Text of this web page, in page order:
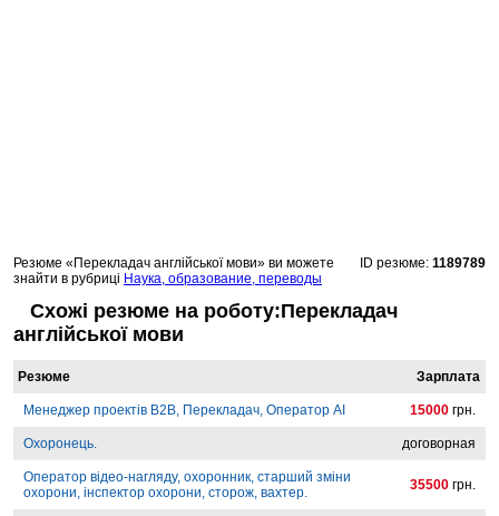
Резюме «Перекладач англійської мови» ви можете
знайти в рубриці Наука, образование, переводы
ID резюме: 1189789
Схожі резюме на роботу:Перекладач
англійської мови
Резюме Зарплата
Менеджер проектів B2B, Перекладач, Оператор AI 15000 грн.
Охоронець. договорная
Оператор відео-нагляду, охоронник, старший зміни
охорони, інспектор охорони, сторож, вахтер.
35500 грн.